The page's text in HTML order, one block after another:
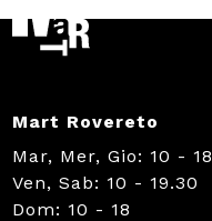
Mart Rovereto
Mar, Mer, Gio: 10 - 18
Ven, Sab: 10 - 19.30
Dom: 10 - 18